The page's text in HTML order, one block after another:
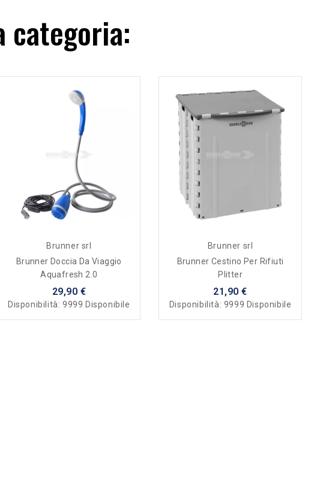
Brunner srl
Brunner Doccia Da Viaggio
Aquafresh 2.0
29,90 €
Disponibilità: 9999 Disponibile
Brunner srl
Brunner Cestino Per Rifiuti
Plitter
21,90 €
Disponibilità: 9999 Disponibile